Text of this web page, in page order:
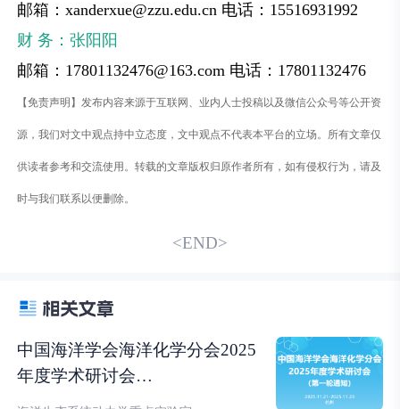
邮箱：xanderxue@zzu.edu.cn 电话：15516931992
财 务：张阳阳
邮箱：17801132476@163.com 电话：17801132476
【免责声明】发布内容来源于互联网、业内人士投稿以及微信公众号等公开资
源，我们对文中观点持中立态度，文中观点不代表本平台的立场。所有文章仅
供读者参考和交流使用。转载的文章版权归原作者所有，如有侵权行为，请及
时与我们联系以便删除。
<END>
中国海洋学会海洋化学分会2025
年度学术研讨会
（2025.11.21~11.23 杭州）